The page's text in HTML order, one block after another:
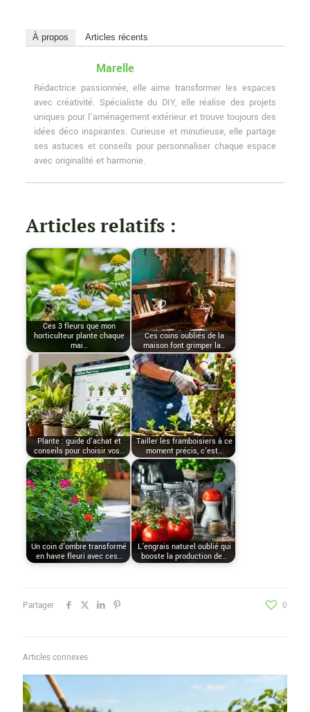
À propos Articles récents
Marelle
Rédactrice passionnée, elle aime transformer les espaces
avec créativité. Spécialiste du DIY, elle réalise des projets
uniques pour l'aménagement extérieur et trouve toujours des
idées déco inspirantes. Curieuse et minutieuse, elle partage
ses astuces et conseils pour personnaliser chaque espace
avec originalité et harmonie.
Articles relatifs :
Ces 3 fleurs que mon
horticulteur plante chaque
mai…
Ces coins oubliés de la
maison font grimper la…
Plante : guide d'achat et
conseils pour choisir vos…
Tailler les framboisiers à ce
moment précis, c’est…
Un coin d’ombre transformé
en havre fleuri avec ces…
L’engrais naturel oublié qui
booste la production de…
Partager 0
Articles connexes